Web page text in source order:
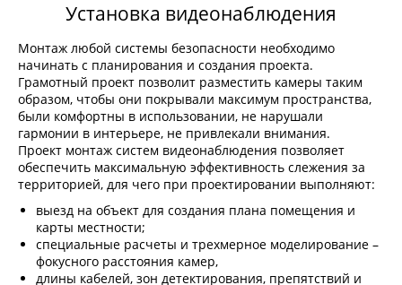
Установка видеонаблюдения
Монтаж любой системы безопасности необходимо
начинать с планирования и создания проекта.
Грамотный проект позволит разместить камеры таким
образом, чтобы они покрывали максимум пространства,
были комфортны в использовании, не нарушали
гармонии в интерьере, не привлекали внимания.
Проект монтаж систем видеонаблюдения позволяет
обеспечить максимальную эффективность слежения за
территорией, для чего при проектировании выполняют:
выезд на объект для создания плана помещения и
карты местности;
специальные расчеты и трехмерное моделирование –
фокусного расстояния камер,
длины кабелей, зон детектирования, препятствий и